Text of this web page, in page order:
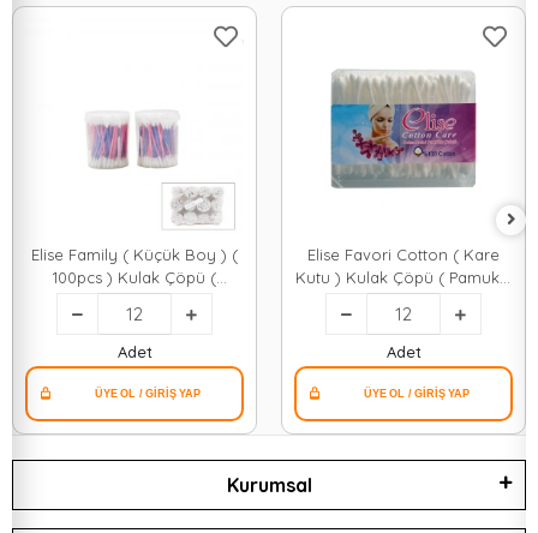
Elise Family ( Küçük Boy ) (
100pcs ) Kulak Çöpü (
Pamuklu Çubuk ) ( Yuvarlak
Kutu )*12x24
Adet
Elise Favori Cotton ( Kare
Kutu ) Kulak Çöpü ( Pamuklu
Çubuk )*12x12
Adet
Kurumsal